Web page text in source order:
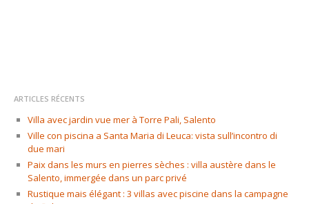
ARTICLES RÉCENTS
Villa avec jardin vue mer à Torre Pali, Salento
Ville con piscina a Santa Maria di Leuca: vista sull’incontro di
due mari
Paix dans les murs en pierres sèches : villa austère dans le
Salento, immergée dans un parc privé
Rustique mais élégant : 3 villas avec piscine dans la campagne